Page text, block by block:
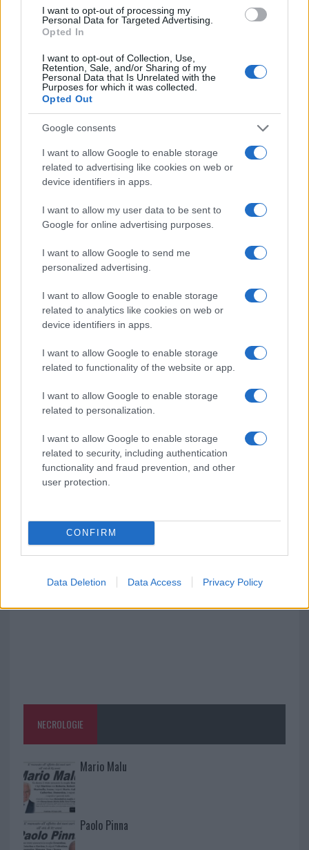
I want to opt-out of processing my
Personal Data for Targeted Advertising.
Opted In
I want to opt-out of Collection, Use,
Retention, Sale, and/or Sharing of my
Personal Data that Is Unrelated with the
Purposes for which it was collected.
Opted Out
Google consents
I want to allow Google to enable storage
related to advertising like cookies on web or
device identifiers in apps.
I want to allow my user data to be sent to
Google for online advertising purposes.
I want to allow Google to send me
personalized advertising.
I want to allow Google to enable storage
related to analytics like cookies on web or
device identifiers in apps.
I want to allow Google to enable storage
related to functionality of the website or app.
I want to allow Google to enable storage
related to personalization.
I want to allow Google to enable storage
related to security, including authentication
functionality and fraud prevention, and other
user protection.
CONFIRM
Data Deletion Data Access Privacy Policy
F
a
ce
b
o
o
k
T
w
it
te
r
Pi
te
re
W
at
s
p
S
a
re
Articolo precedente
Prossimo articolo
NOTIZIE RECENTI
Jovanotti, Gabry Ponte e Alfa: Olbia ombelico del
“Orgoglio e discrezione per visita privata̶…
Incendio nella notte a Olbia, a fuoco due furgoni
A fuoco un deposito con bombole, intervento dei
vigili del fuoco a Rudalza
Ristorante distrutto dalle fiamme a La
Maddalena, incendio a Monti d’à rena
Le previsioni meteo per il weekend a Olbia e in
Gallura
Michelle Hunziker in Gallura, bella anche dal
vivo: un amico vip svela come fa
NECROLOGIE
Mario Malu
Paolo Pinna